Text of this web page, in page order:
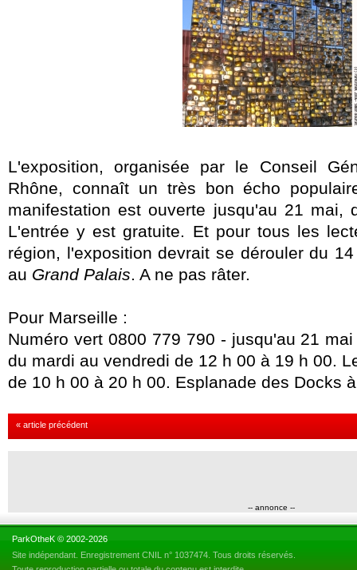
L'exposition, organisée par le Conseil
Rhône, connaît un très bon écho
manifestation est ouverte jusqu'au 21 mai,
L'entrée y est gratuite. Et pour tous les
région, l'exposition devrait se dérouler du
au Grand Palais. A ne pas râter.
Pour Marseille :
Numéro vert 0800 779 790 - jusqu'au 21
du mardi au vendredi de 12 h 00 à 19 h 00.
de 10 h 00 à 20 h 00. Esplanade des Docks
« article précédent
-- annonce --
ParkOtheK © 2002-2026
Site indépendant. Enregistrement CNIL n° 1037474. Tous droits réservés.